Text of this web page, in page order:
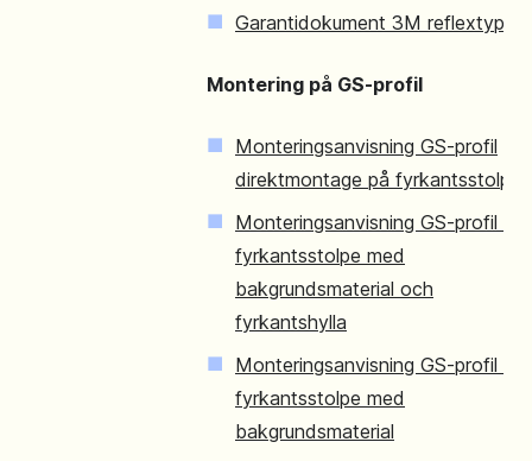
Garantidokument 3M reflextyper
Montering på GS-profil
Monteringsanvisning GS-profil
direktmontage på fyrkantsstolpe
Monteringsanvisning GS-profil på
fyrkantsstolpe med
bakgrundsmaterial och
fyrkantshylla
Monteringsanvisning GS-profil på
fyrkantsstolpe med
bakgrundsmaterial